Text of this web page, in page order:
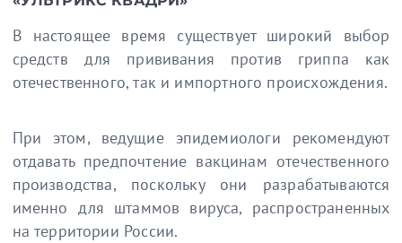
В настоящее время существует широкий выбор
средств для прививания против гриппа как
отечественного, так и импортного происхождения.
При этом, ведущие эпидемиологи рекомендуют
отдавать предпочтение вакцинам отечественного
производства, поскольку они разрабатываются
именно для штаммов вируса, распространенных
на территории России.